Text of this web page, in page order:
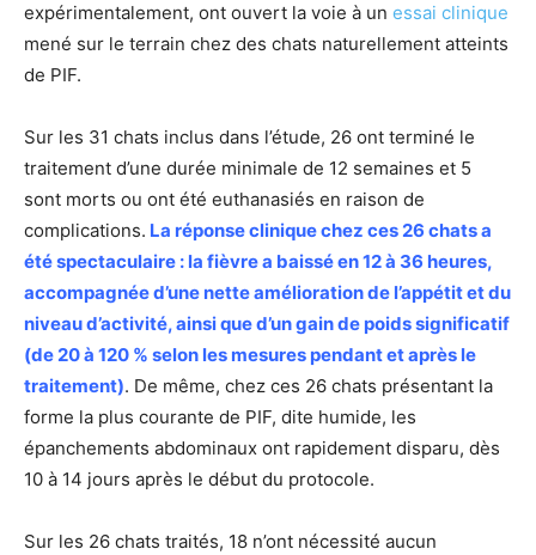
expérimentalement, ont ouvert la voie à un essai clinique
mené sur le terrain chez des chats naturellement atteints
de PIF.
Sur les 31 chats inclus dans l’étude, 26 ont terminé le
traitement d’une durée minimale de 12 semaines et 5
sont morts ou ont été euthanasiés en raison de
complications. La réponse clinique chez ces 26 chats a
été spectaculaire : la fièvre a baissé en 12 à 36 heures,
accompagnée d’une nette amélioration de l’appétit et du
niveau d’activité, ainsi que d’un gain de poids significatif
(de 20 à 120 % selon les mesures pendant et après le
traitement). De même, chez ces 26 chats présentant la
forme la plus courante de PIF, dite humide, les
épanchements abdominaux ont rapidement disparu, dès
10 à 14 jours après le début du protocole.
Sur les 26 chats traités, 18 n’ont nécessité aucun